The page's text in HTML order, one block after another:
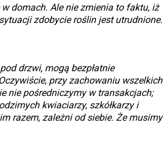
domach. Ale nie zmienia to faktu, iż
zdobycie roślin jest utrudnione.
drzwi, mogą bezpłatnie
przy zachowaniu wszelkich
nie pośredniczymy w transakcjach;
kwiaciarzy, szkółkarzy i
razem, zależni od siebie. Że musimy